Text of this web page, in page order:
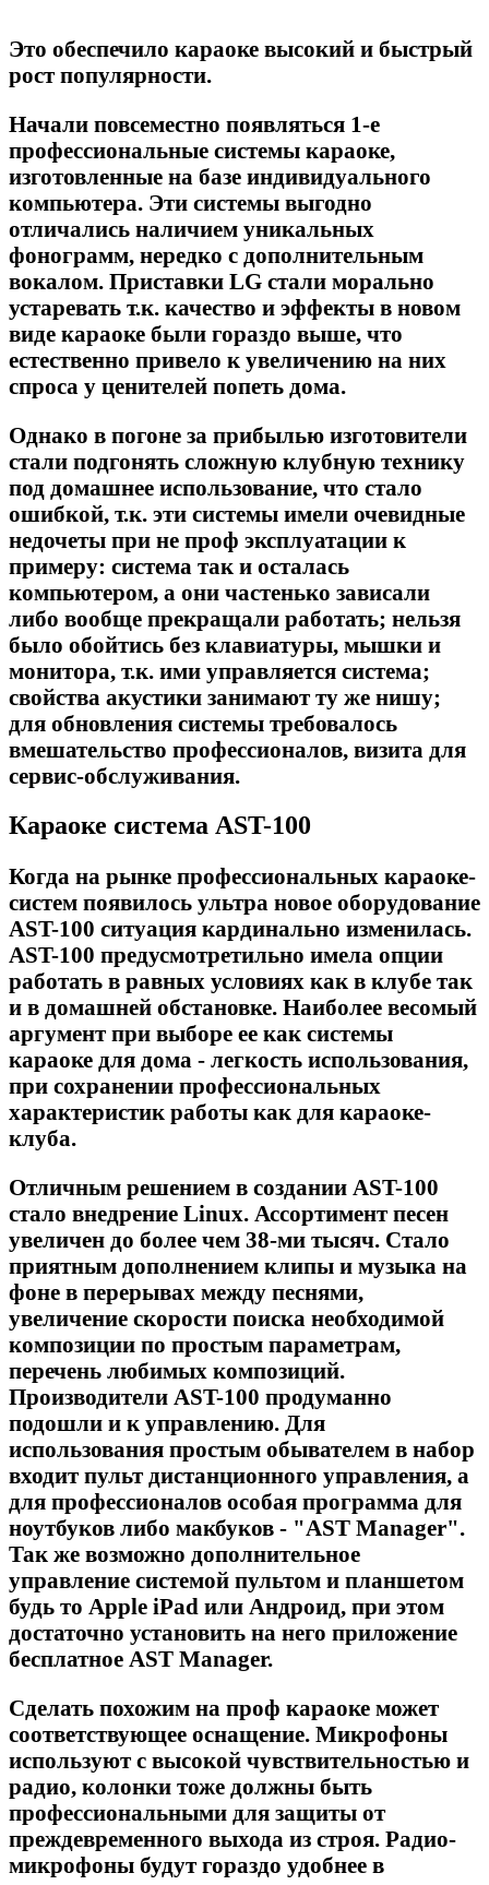
Это обеспечило караоке высокий и быстрый
рост популярности.
Начали повсеместно появляться 1-е
профессиональные системы караоке,
изготовленные на базе индивидуального
компьютера. Эти системы выгодно
отличались наличием уникальных
фонограмм, нередко с дополнительным
вокалом. Приставки LG стали морально
устаревать т.к. качество и эффекты в новом
виде караоке были гораздо выше, что
естественно привело к увеличению на них
спроса у ценителей попеть дома.
Однако в погоне за прибылью изготовители
стали подгонять сложную клубную технику
под домашнее использование, что стало
ошибкой, т.к. эти системы имели очевидные
недочеты при не проф эксплуатации к
примеру: система так и осталась
компьютером, а они частенько зависали
либо вообще прекращали работать; нельзя
было обойтись без клавиатуры, мышки и
монитора, т.к. ими управляется система;
свойства акустики занимают ту же нишу;
для обновления системы требовалось
вмешательство профессионалов, визита для
сервис-обслуживания.
Караоке система AST-100
Когда на рынке профессиональных караоке-
систем появилось ультра новое оборудование
AST-100 ситуация кардинально изменилась.
AST-100 предусмотретильно имела опции
работать в равных условиях как в клубе так
и в домашней обстановке. Наиболее весомый
аргумент при выборе ее как системы
караоке для дома - легкость использования,
при сохранении профессиональных
характеристик работы как для караоке-
клуба.
Отличным решением в создании AST-100
стало внедрение Linux. Ассортимент песен
увеличен до более чем 38-ми тысяч. Стало
приятным дополнением клипы и музыка на
фоне в перерывах между песнями,
увеличение скорости поиска необходимой
композиции по простым параметрам,
перечень любимых композиций.
Производители AST-100 продуманно
подошли и к управлению. Для
использования простым обывателем в набор
входит пульт дистанционного управления, а
для профессионалов особая программа для
ноутбуков либо макбуков - "AST Manager".
Так же возможно дополнительное
управление системой пультом и планшетом
будь то Apple iPad или Андроид, при этом
достаточно установить на него приложение
бесплатное AST Manager.
Сделать похожим на проф караоке может
соответствующее оснащение. Микрофоны
используют с высокой чувствительностью и
радио, колонки тоже должны быть
профессиональными для защиты от
преждевременного выхода из строя. Радио-
микрофоны будут гораздо удобнее в